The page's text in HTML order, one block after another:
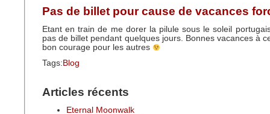
Pas de billet pour cause de vacances
Etant en train de me dorer la pilule sous le soleil
pas de billet pendant quelques jours. Bonnes vacances à
bon courage pour les autres
Tags: Blog
Articles récents
Eternal Moonwalk